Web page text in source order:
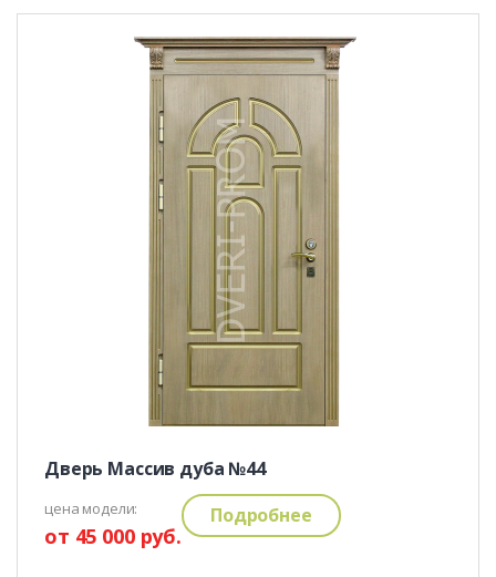
Дверь Массив дуба №44
цена модели:
от 45 000 руб.
Подробнее